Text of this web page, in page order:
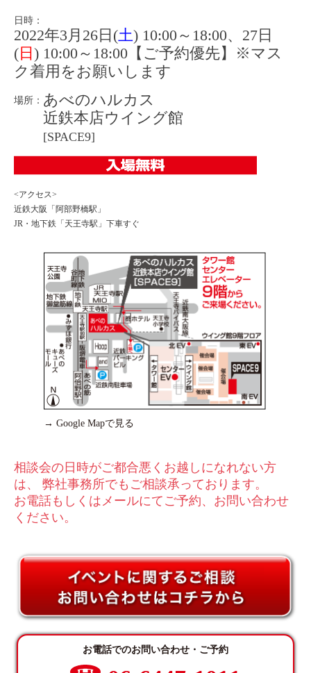
日時：
2022年3月26日(土) 10:00～18:00、27日
(日) 10:00～18:00【ご予約優先】※マス
ク着用をお願いします
場所： あべのハルカス
近鉄本店ウイング館
[SPACE9]
<アクセス>
近鉄大阪「阿部野橋駅」
JR・地下鉄「天王寺駅」下車すぐ
→ Google Mapで見る
相談会の⽇時がご都合悪くお越しになれない⽅
は、 弊社事務所でもご相談承っております。
お電話もしくはメールにてご予約、お問い合わせ
ください。
お電話でのお問い合わせ・ご予約